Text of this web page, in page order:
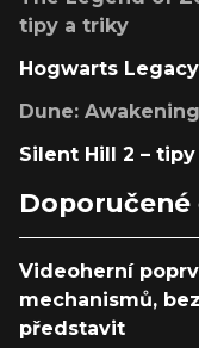
tipy a triky
Hogwarts
Dune:
Silent Hill 2 –
Videoherní
mechanismů,
představit